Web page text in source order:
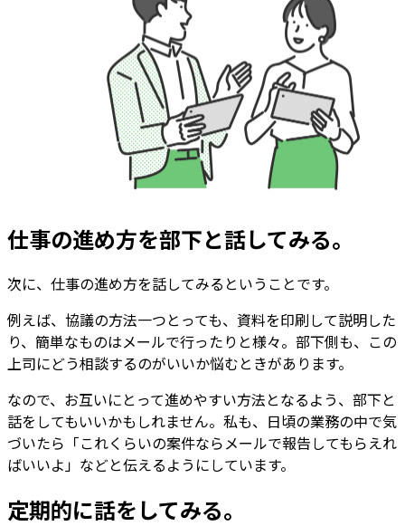
仕事の進め方を部下と話してみる。
次に、仕事の進め方を話してみるということです。
例えば、協議の方法一つとっても、資料を印刷して説明した
り、簡単なものはメールで行ったりと様々。部下側も、この
上司にどう相談するのがいいか悩むときがあります。
なので、お互いにとって進めやすい方法となるよう、部下と
話をしてもいいかもしれません。私も、日頃の業務の中で気
づいたら「これくらいの案件ならメールで報告してもらえれ
ばいいよ」などと伝えるようにしています。
定期的に話をしてみる。